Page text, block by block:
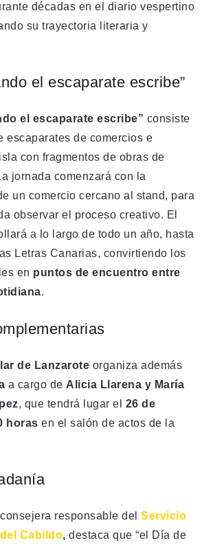
décadas en el diario vespertino
su trayectoria literaria y
el escaparate escribe”
el escaparate escribe” consiste
escaparates de comercios e
con fragmentos de obras de
jornada comenzará con la
un comercio cercano al stand, para
observar el proceso creativo. El
a lo largo de todo un año, hasta
Letras Canarias, convirtiendo los
en puntos de encuentro entre
.
de Lanzarote organiza además
a cargo de Alicia Llarena y María
, que tendrá lugar el 26 de
horas en el salón de actos de la
responsable del Servicio
Cabildo, destaca que “el Día de